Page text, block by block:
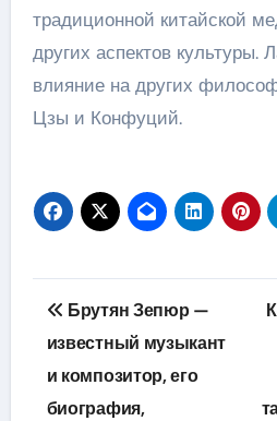
традиционной китайской
других аспектов культуры.
влияние на других
Цзы и Конфуций.
Навигация
по
записям
Брутян Зепюр —
известный музыкант
и композитор, его
биография,